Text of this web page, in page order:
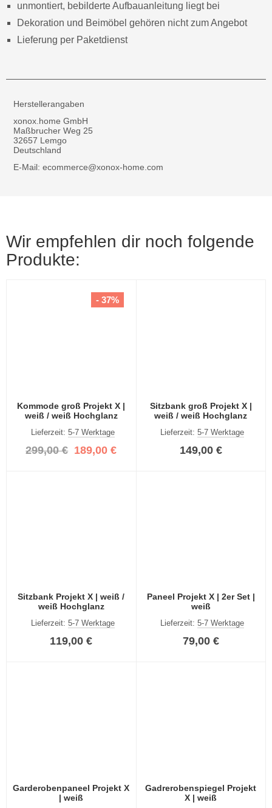
unmontiert, bebilderte Aufbauanleitung liegt bei
Dekoration und Beimöbel gehören nicht zum Angebot
Lieferung per Paketdienst
Herstellerangaben
xonox.home GmbH
Maßbrucher Weg 25
32657 Lemgo
Deutschland
E-Mail: ecommerce@xonox-home.com
Wir empfehlen dir noch folgende
Produkte:
Kommode groß Projekt X |
weiß / weiß Hochglanz
Lieferzeit: 5-7 Werktage
299,00 € 189,00 €
- 37%
Sitzbank groß Projekt X |
weiß / weiß Hochglanz
Lieferzeit:5-7 Werktage
149,00 €
Sitzbank Projekt X | weiß /
weiß Hochglanz
Lieferzeit: 5-7 Werktage
119,00 €
Paneel Projekt X | 2er Set |
weiß
Lieferzeit:5-7 Werktage
79,00 €
Garderobenpaneel Projekt X
| weiß
Gadrerobenspiegel Projekt
X | weiß